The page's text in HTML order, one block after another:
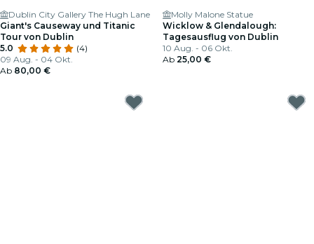
Dublin City Gallery The Hugh Lane
Giant's Causeway und Titanic
Tour von Dublin
5.0
(4)
09 Aug. - 04 Okt.
Ab 80,00 €
Molly Malone Statue
Wicklow & Glendalough:
Tagesausflug von Dublin
10 Aug. - 06 Okt.
Ab 25,00 €